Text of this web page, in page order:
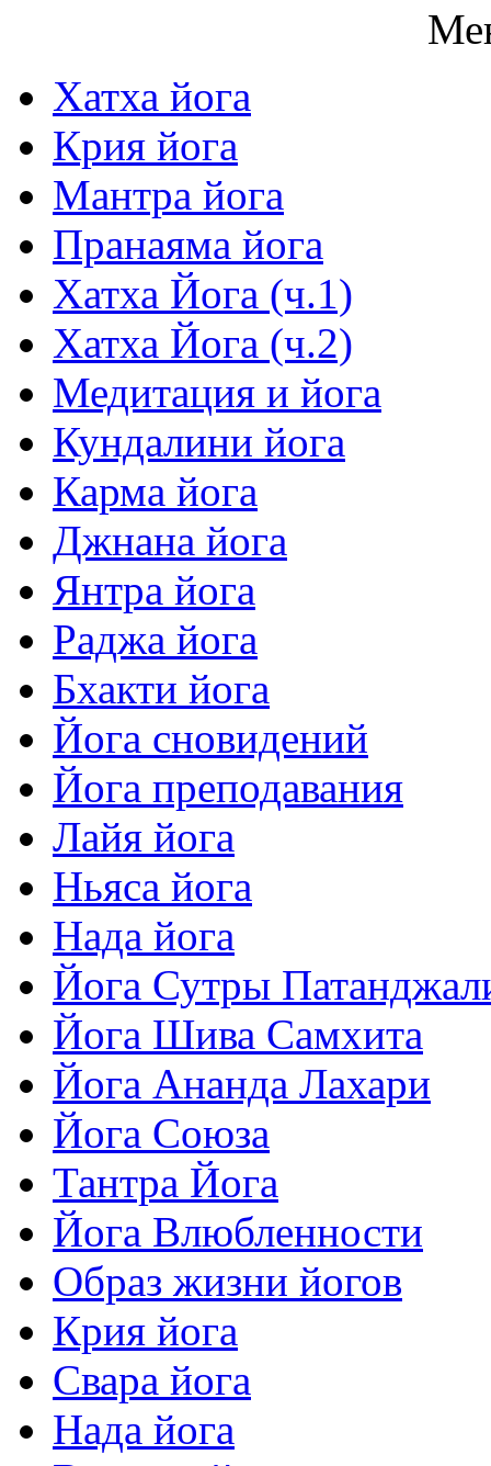
Хатха йога
Крия йога
Мантра йога
Пранаяма йога
Хатха Йога (ч.1)
Хатха Йога (ч.2)
Медитация и йога
Кундалини йога
Карма йога
Джнана йога
Янтра йога
Раджа йога
Бхакти йога
Йога сновидений
Йога преподавания
Лайя йога
Ньяса йога
Нада йога
Йога Сутры
Йога Шива Самхита
Йога Ананда Лахари
Йога Союза
Тантра Йога
Йога Влюбленности
Образ жизни йогов
Крия йога
Свара йога
Нада йога